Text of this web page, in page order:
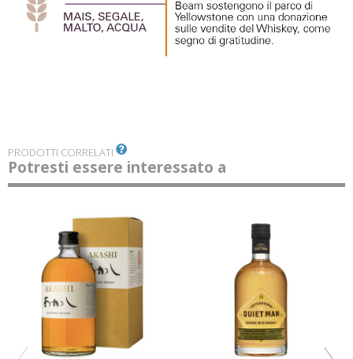
PRODOTTI CORRELATI
Potresti essere interessato a